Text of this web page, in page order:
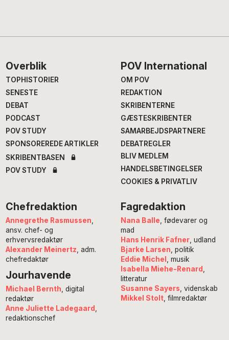
Footer
Overblik
TOPHISTORIER
SENESTE
DEBAT
PODCAST
POV STUDY
SPONSOREREDE ARTIKLER
SKRIBENTBASEN
POV STUDY
POV International
OM POV
REDAKTION
SKRIBENTERNE
GÆSTESKRIBENTER
SAMARBEJDSPARTNERE
DEBATREGLER
BLIV MEDLEM
HANDELSBETINGELSER
COOKIES & PRIVATLIV
Chefredaktion
Annegrethe Rasmussen
ansv. chef- og
erhvervsredaktør
Alexander Meinertz , adm.
chefredaktør
Jourhavende
Michael Bernth , digital
redaktør
Anne Juliette Ladegaard
redaktionschef
Fagredaktion
Nana Balle , fødevarer og
mad
Hans Henrik Fafner, udland
Bjarke Larsen , politik
Eddie Michel
, musik
Isabella Miehe-Renard
litteratur
Susanne Sayers , videnskab
Mikkel Stolt, filmredaktør